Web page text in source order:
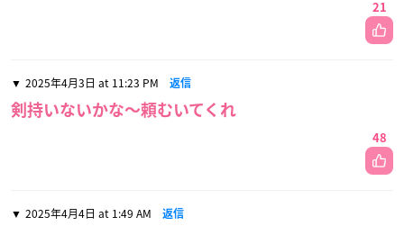
21
2025年4月3日 at 11:23 PM 返信
剣持いないかな〜頼むいてくれ
48
2025年4月4日 at 1:49 AM 返信